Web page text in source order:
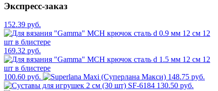
Экспресс-заказ
152.39 руб.
169.32 руб.
100.60 руб.
148.75 руб.
130.50 руб.